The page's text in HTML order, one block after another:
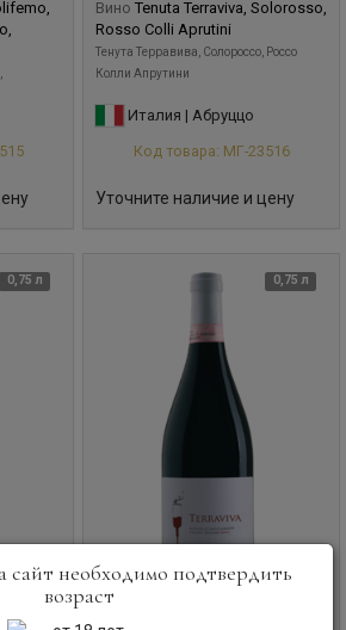
Вино Tenuta Terraviva, Solorosso,
Rosso Colli Aprutini
Тенута Терравива, Солороссо, Россо
Колли Апрутини
Италия | Абруццо
Код товара: МГ-23516
Уточните наличие и цену
0,75 л 0,75 л
сайт необходимо подтвердить
возраст